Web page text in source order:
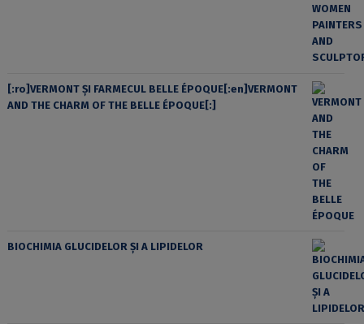
[:ro]VERMONT ȘI FARMECUL BELLE ÉPOQUE[:en]VERMONT
AND THE CHARM OF THE BELLE ÉPOQUE[:]
BIOCHIMIA GLUCIDELOR ȘI A LIPIDELOR